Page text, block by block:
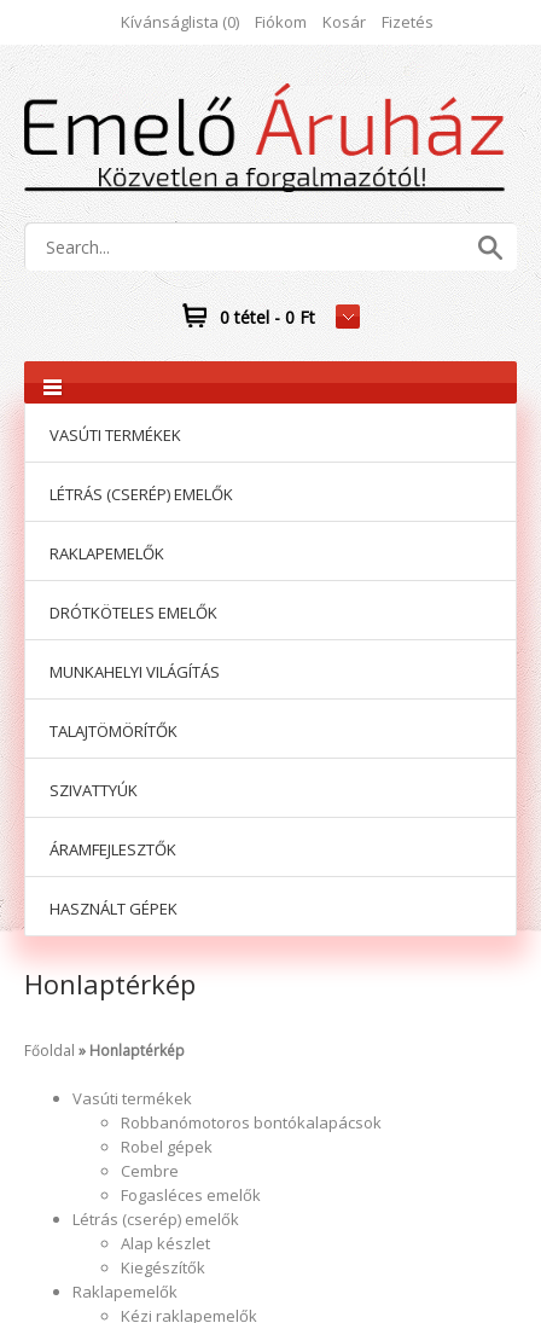
Kívánságlista (0) Fiókom Kosár Fizetés
0 tétel - 0 Ft
VASÚTI TERMÉKEK
LÉTRÁS (CSERÉP) EMELŐK
RAKLAPEMELŐK
DRÓTKÖTELES EMELŐK
MUNKAHELYI VILÁGÍTÁS
TALAJTÖMÖRÍTŐK
SZIVATTYÚK
ÁRAMFEJLESZTŐK
HASZNÁLT GÉPEK
Honlaptérkép
Főoldal Honlaptérkép
Vasúti termékek
Robbanómotoros bontókalapácsok
Robel gépek
Cembre
Fogasléces emelők
Létrás (cserép) emelők
Alap készlet
Kiegészítők
Raklapemelők
Kézi raklapemelők